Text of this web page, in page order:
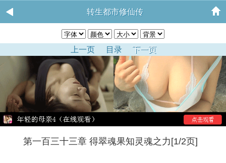
转生都市修仙传
上一页 目录 下一页
第一百三十三章 得翠魂果知灵魂之力[1/2页]